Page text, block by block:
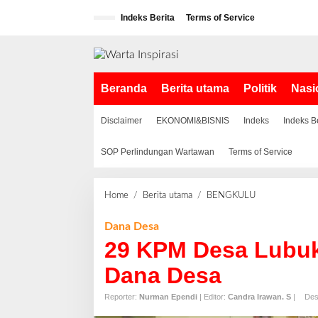
Indeks Berita Terms of Service
Beranda Berita utama Politik
Disclaimer EKONOMI&BISNIS Indeks Indeks
SOP Perlindungan Wartawan Terms of Service
Home / Berita utama / BENGKULU
s
Dana Desa
29 KPM Desa
Dana Desa
Reporter: Nurman Ependi | Editor: Candra Irawan. S |